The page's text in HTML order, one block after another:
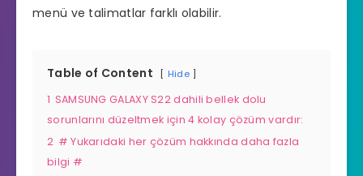
menü ve talimatlar farklı olabilir.
Table of Content Hide
1 SAMSUNG GALAXY S22 dahili bellek dolu
sorunlarını düzeltmek için 4 kolay çözüm vardır:
2 # Yukarıdaki her çözüm hakkında daha fazla
bilgi #